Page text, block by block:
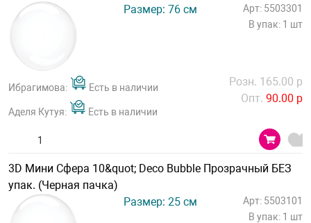
Размер: 76 см
Арт: 5503301
В упак: 1 шт
Ибрагимова: Есть в наличии
Аделя Кутуя: Есть в наличии
Розн. 165.00 р
Опт. 90.00 р
3D Мини Сфера 10&quot; Deco Bubble Прозрачный БЕЗ
упак. (Черная пачка)
Размер: 25 см
Арт: 5503101
В упак: 1 шт